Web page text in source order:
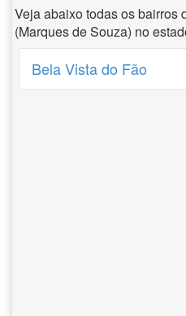
Veja abaixo todas os bairros
(Marques de Souza) no
Bela Vista do Fão